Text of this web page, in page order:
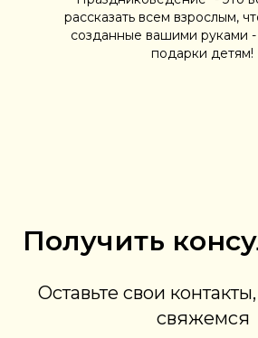
рассказать всем взрослым,
созданные вашими руками
подарки детям!
Получить
Оставьте свои
свяжемся